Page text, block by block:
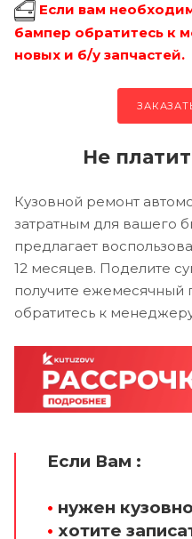
Если вам
бампер обратитесь к
новых и б/у запчастей.
Не
Кузовной ремонт
затратным для вашего
предлагает
12 месяцев. Поделите
получите ежемесячный
обратитесь к
Если Вам :
• нужен
• хотите